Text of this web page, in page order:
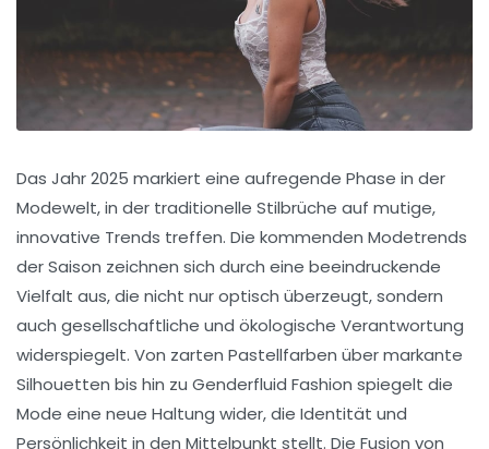
Das Jahr 2025 markiert eine aufregende Phase in der
Modewelt, in der traditionelle Stilbrüche auf mutige,
innovative Trends treffen. Die kommenden Modetrends
der Saison zeichnen sich durch eine beeindruckende
Vielfalt aus, die nicht nur optisch überzeugt, sondern
auch gesellschaftliche und ökologische Verantwortung
widerspiegelt. Von zarten Pastellfarben über markante
Silhouetten bis hin zu Genderfluid Fashion spiegelt die
Mode eine neue Haltung wider, die Identität und
Persönlichkeit in den Mittelpunkt stellt. Die Fusion von